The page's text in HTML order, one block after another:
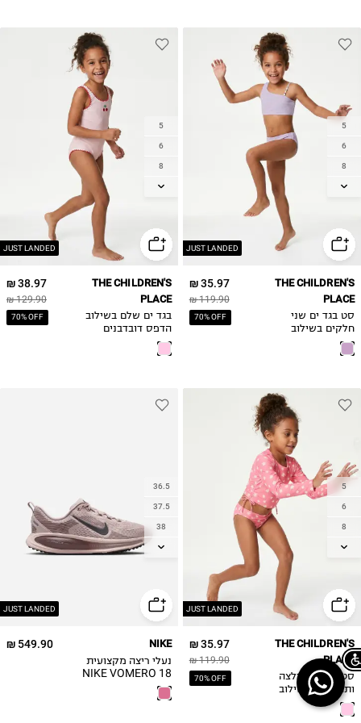
JUST LANDED
5
6
8
10
14
35.97 ₪
119.90 ₪
70% OFF
THE CHILDREN'S
PLACE
סט בגד ים שני
חלקים בשילוב
כיווצים
JUST LANDED
5
6
8
10
14
38.97 ₪
129.90 ₪
70% OFF
THE CHILDREN'S
PLACE
בגד ים שלם בשילוב
הדפס דובדבנים
JUST LANDED
5
6
8
10
14
35.97 ₪
119.90 ₪
70% OFF
THE CHILDREN'S
PLACE
סט בגד ים חולצה
ותחתונים בשילוב
הדפס פרחוני
JUST LANDED
36.5
37.5
38
38.5
549.90 ₪ NIKE
נעלי ריצה מקצועית
NIKE VOMERO 18
/ TEEN GIRLS
Chat on WhatsApp